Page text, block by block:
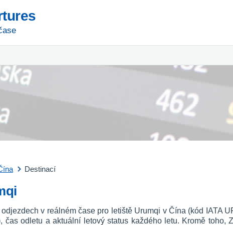
Destinací
v reálném čase pro letiště Urumqi v Čína (kód IATA
čas odletu a aktuální letový status každého letu. Kromě toho,